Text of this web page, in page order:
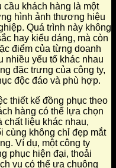
cầu khách hàng là một
hình ảnh thương hiệu
Quá trình này không
hay kiểu dáng, mà còn
điểm của từng doanh
nhiều yếu tố khác nhau
đặc trưng của công ty,
độc đáo và phù hợp.
thiết kế đồng phục theo
hàng có thể lựa chọn
chất liệu khác nhau,
cùng không chỉ đẹp mắt
Ví dụ, một công ty
phục hiện đại, thoải
vụ có thể ưa chuộng